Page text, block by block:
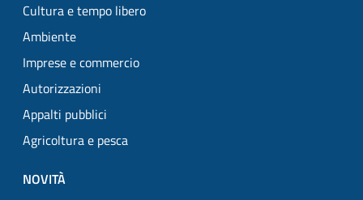
Cultura e tempo libero
Ambiente
Imprese e commercio
Autorizzazioni
Appalti pubblici
Agricoltura e pesca
NOVITÀ